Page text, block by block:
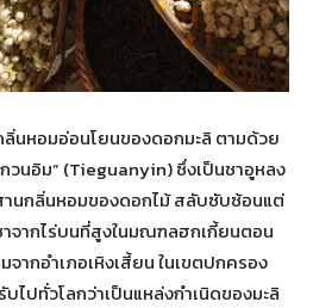
นหอมอ่อนโยนของดอกมะลิ ตามด้วย
วนอิม” (Tieguanyin) ซึ่งเป็นชาอูหลง
นกลิ่นหอมของดอกไม้ สลับซับซ้อนแต่
าจากไร่บนที่สูงในมณฑลฮกเกี้ยนตอน
ากอำเภอเหิงเสี้ยน ในเขตปกครอง
ไปทั่วโลกว่าเป็นแหล่งกำเนิดของมะลิ